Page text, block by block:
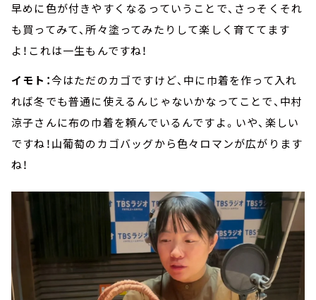
早めに色が付きやすくなるっていうことで、さっそくそれ
も買ってみて、所々塗ってみたりして楽しく育ててます
よ！これは一生もんですね！
イモト：今はただのカゴですけど、中に巾着を作って入れ
れば冬でも普通に使えるんじゃないかなってことで、中村
涼子さんに布の巾着を頼んでいるんですよ。いや、楽しい
ですね！山葡萄のカゴバッグから色々ロマンが広がります
ね！